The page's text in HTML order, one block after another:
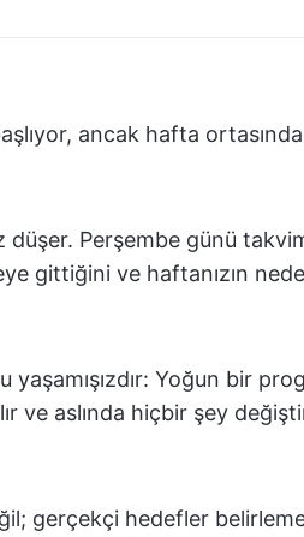
ancak hafta
Perşembe günü
gittiğini ve haftanızın
Yoğun bir
ve aslında hiçbir şey
gerçekçi hedefler